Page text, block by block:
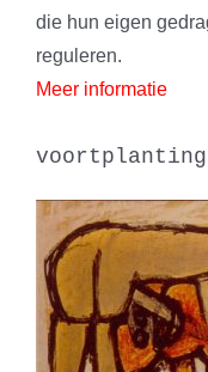
die hun eigen
reguleren.
Meer informatie
voortplanting